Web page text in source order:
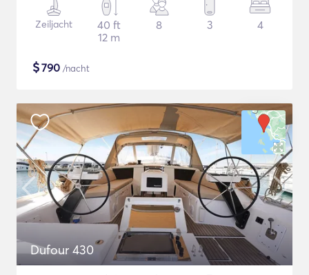
Zeiljacht
40 ft
12 m
8 3 4
$790 /nacht
Dufour 430